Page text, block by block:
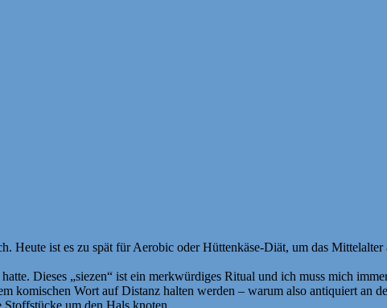
Heute ist es zu spät für Aerobic oder Hüttenkäse-Diät, um das
Dieses „siezen“ ist ein merkwürdiges Ritual und ich muss mich
komischen Wort auf Distanz halten werden – warum also antiquiert an
Stoffstücke um den Hals knoten.